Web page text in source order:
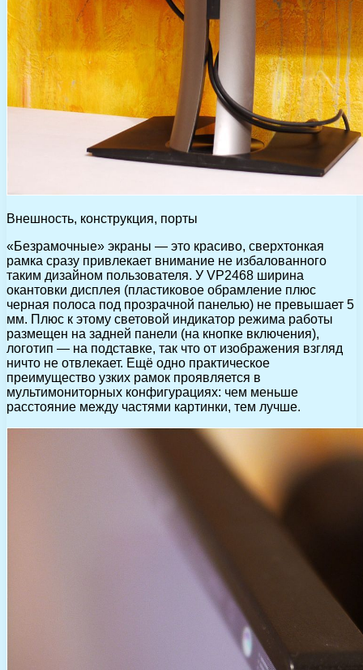
Внешность, конструкция, порты
«Безрамочные» экраны — это красиво, сверхтонкая
рамка сразу привлекает внимание не избалованного
таким дизайном пользователя. У VP2468 ширина
окантовки дисплея (пластиковое обрамление плюс
черная полоса под прозрачной панелью) не превышает 5
мм. Плюс к этому световой индикатор режима работы
размещен на задней панели (на кнопке включения),
логотип — на подставке, так что от изображения взгляд
ничто не отвлекает. Ещё одно практическое
преимущество узких рамок проявляется в
мультимониторных конфигурациях: чем меньше
расстояние между частями картинки, тем лучше.